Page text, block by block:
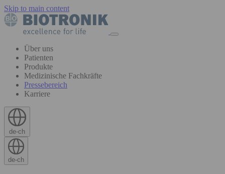
Skip to main content
Über uns
Patienten
Produkte
Medizinische Fachkräfte
Pressebereich
Karriere
de-ch
de-ch